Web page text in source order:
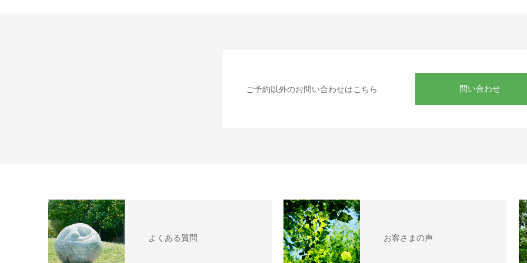
ご予約以外のお問い合わせはこちら 問い合わせ
よくある質問 お客さまの声